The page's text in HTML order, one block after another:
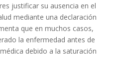
justificar su ausencia en el
mediante una declaración
que en muchos casos,
la enfermedad antes de
debido a la saturación